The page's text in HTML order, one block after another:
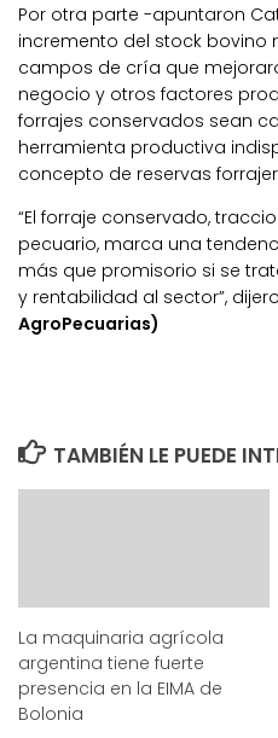
Por otra parte -apuntaron
incremento del stock bovino
campos de cría que
negocio y otros factores
forrajes conservados sean
herramienta productiva
concepto de reservas
“El forraje conservado,
pecuario, marca una
más que promisorio si se
y rentabilidad al sector”,
AgroPecuarias)
TAMBIÉN LE PUEDE
La maquinaria agrícola
argentina tiene fuerte
presencia en la EIMA de
Bolonia